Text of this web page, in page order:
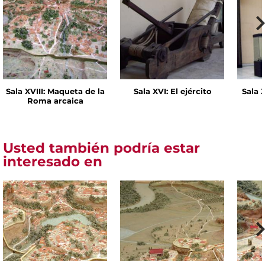
Sala XVIII: Maqueta de la
Roma arcaica
Sala XVI: El ejército Sala
Usted también podría estar
interesado en